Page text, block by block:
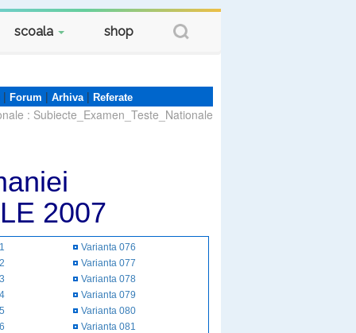
scoala shop
| Forum | Arhiva| Referate
: Subiecte_Examen_Teste_Nationale
2007
Varianta 076
Varianta 077
Varianta 078
Varianta 079
Varianta 080
Varianta 081